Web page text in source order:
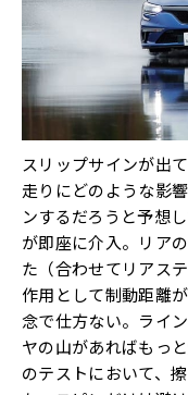
スリップサインが出
走りにどのような影
ンするだろうと予想
が即座に介入。リア
た（合わせてリアス
作用として制動距離
念で仕方ない。ライ
ヤの山があればもっ
のテストにおいて、